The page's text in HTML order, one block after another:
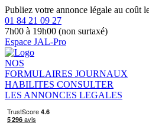
Publiez votre annonce légale au coût
01 84 21 09 27
7h00 à 19h00 (non surtaxé)
Espace JAL-Pro
NOS
FORMULAIRES JOURNAUX
HABILITES CONSULTER
LES ANNONCES LEGALES